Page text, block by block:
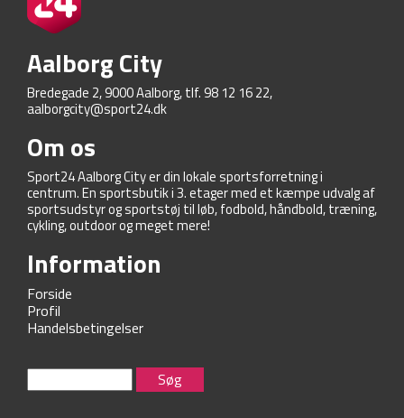
Aalborg City
Bredegade 2, 9000 Aalborg, tlf. 98 12 16 22,
aalborgcity@sport24.dk
Om os
Sport24 Aalborg City er din lokale sportsforretning i
centrum. En sportsbutik i 3. etager med et kæmpe udvalg af
sportsudstyr og sportstøj til løb, fodbold, håndbold, træning,
cykling, outdoor og meget mere!
Information
Forside
Profil
Handelsbetingelser